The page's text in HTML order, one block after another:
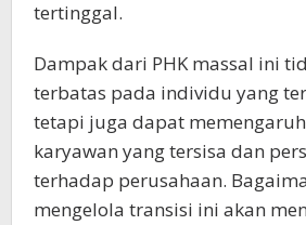
tertinggal.
Dampak dari PHK massal ini
terbatas pada individu yang
tetapi juga dapat
karyawan yang tersisa dan
terhadap perusahaan.
mengelola transisi ini akan